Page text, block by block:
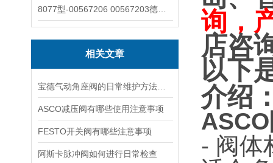
相关文章
ASCO减压阀有哪些使用注意事项
FESTO开关阀有哪些注意事项
阿斯卡脉冲阀如何进行日常检查
询，
店咨
以下
介绍
- 阀体